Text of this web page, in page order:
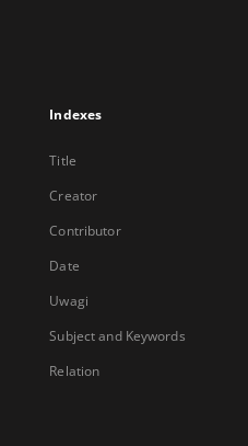
Indexes
Title
Creator
Contributor
Date
Uwagi
Subject and Keywords
Relation